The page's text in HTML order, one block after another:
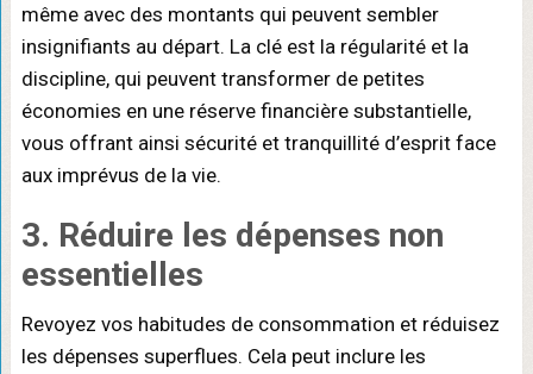
même avec des montants qui peuvent sembler
insignifiants au départ. La clé est la régularité et la
discipline, qui peuvent transformer de petites
économies en une réserve financière substantielle,
vous offrant ainsi sécurité et tranquillité d’esprit face
aux imprévus de la vie.
3. Réduire les dépenses non
essentielles
Revoyez vos habitudes de consommation et réduisez
les dépenses superflues. Cela peut inclure les